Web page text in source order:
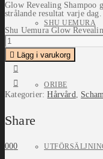
SHU UEMURA
ORIBE
Glow Revealing Shampoo
strålande resultat varje dag.
Shu Uemura Glow
Lägg i varukorg
Kategorier:Hårvård,
Share
000